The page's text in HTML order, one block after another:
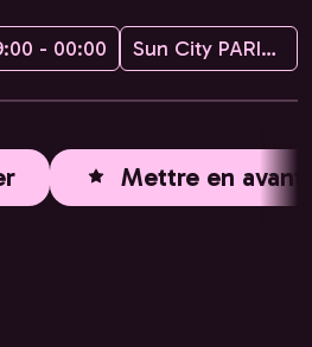
- 00:00 Sun City PARIS, Kyssy Bang Bang
Mettre en avant